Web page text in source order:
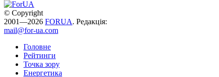
© Copyright
2001—2026 FORUA. Редакція:
mail@for-ua.com
Головне
Рейтинги
Точка зору
Енергетика